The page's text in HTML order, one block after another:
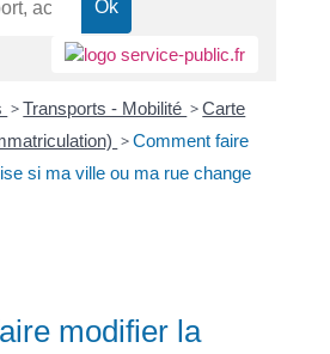
>Transports - Mobilité >Carte
>Comment faire
si ma ville ou ma rue change
modifier la